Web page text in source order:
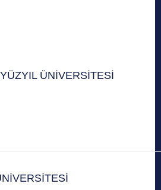
ÜNİVERSİTESİ